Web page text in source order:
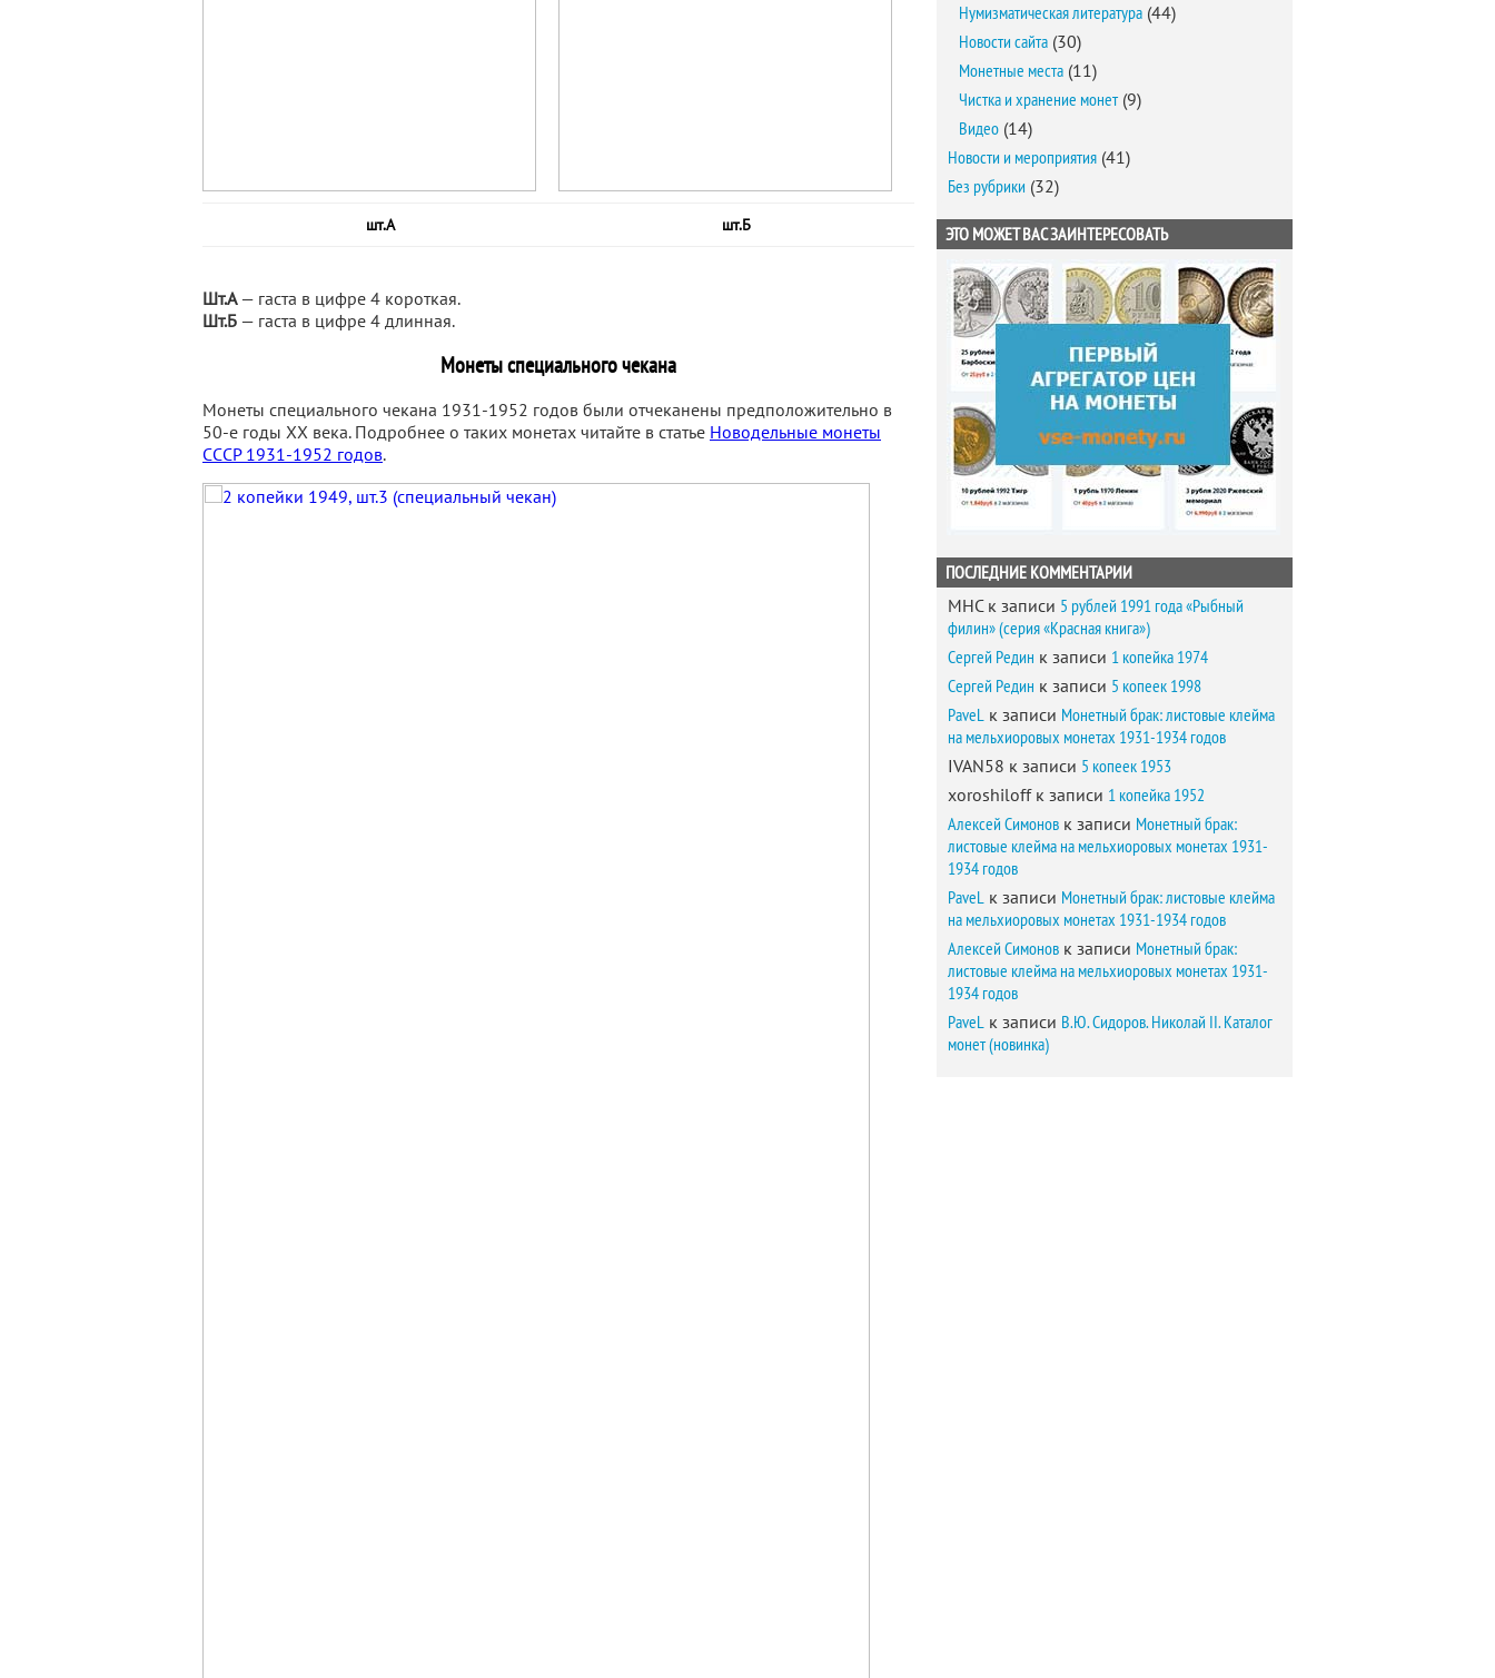
шт.А шт.Б
Шт.А— гаста в цифре 4 короткая.
Шт.Б — гаста в цифре 4 длинная.
Монеты специального чекана
Монеты специального чекана 1931-1952 годов были отчеканены предположительно в
50-е годы XX века. Подробнее о таких монетах читайте в статье Новодельные монеты
СССР 1931-1952 годов.
Нумизматическая литература (44)
Новости сайта (30)
Монетные места (11)
Чистка и хранение монет(9)
Видео (14)
Новости и мероприятия (41)
Без рубрики (32)
ЭТО МОЖЕТ ВАС ЗАИНТЕРЕСОВАТЬ
ПОСЛЕДНИЕ КОММЕНТАРИИ
MHCк записи 5 рублей 1991 года «Рыбный
филин» (серия «Красная книга»)
Сергей Редин к записи 1 копейка 1974
Сергей Редин к записи 5 копеек 1998
PaveL к записи Монетный брак: листовые клейма
на мельхиоровых монетах 1931-1934 годов
IVAN58 к записи 5 копеек 1953
xoroshiloffк записи 1 копейка 1952
Алексей Симонов к записи Монетный брак:
листовые клейма на мельхиоровых монетах 1931-
1934 годов
PaveL к записи Монетный брак: листовые клейма
на мельхиоровых монетах 1931-1934 годов
Алексей Симонов к записи Монетный брак:
листовые клейма на мельхиоровых монетах 1931-
1934 годов
PaveL к записи В.Ю. Сидоров. Николай II. Каталог
монет (новинка)